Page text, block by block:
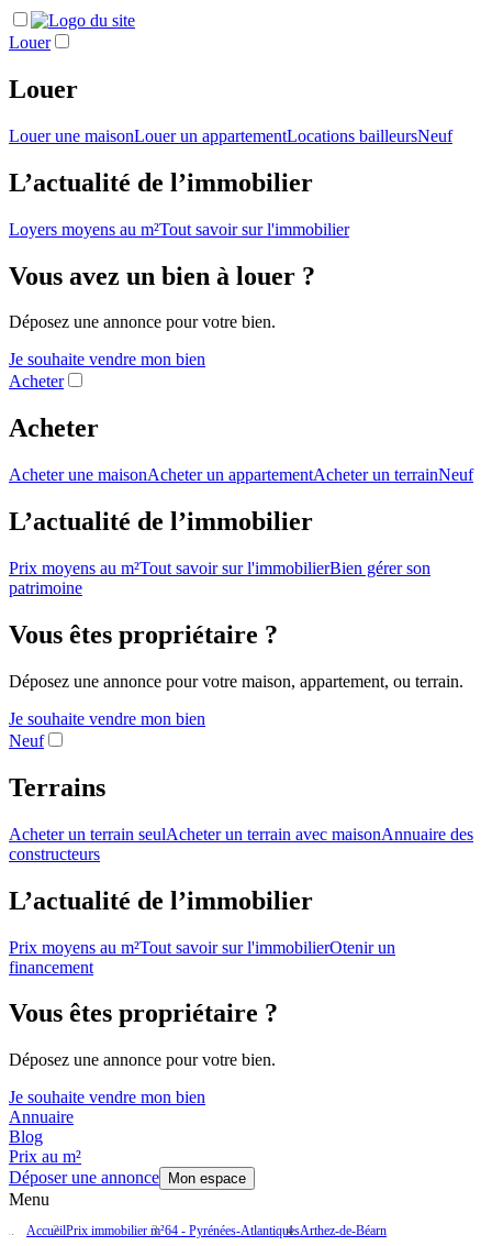
Louer
Louer
Louer une maisonLouer un appartementLocations bailleursNeuf
L’actualité de l’immobilier
Loyers moyens au m²Tout savoir sur l'immobilier
Vous avez un bien à louer ?
Déposez une annonce pour votre bien.
Je souhaite vendre mon bien
Acheter
Acheter
Acheter une maisonAcheter un appartementAcheter un terrainNeuf
L’actualité de l’immobilier
Prix moyens au m²Tout savoir sur l'immobilierBien gérer son
patrimoine
Vous êtes propriétaire ?
Déposez une annonce pour votre maison, appartement, ou terrain.
Je souhaite vendre mon bien
Neuf
Terrains
Acheter un terrain seulAcheter un terrain avec maisonAnnuaire des
constructeurs
L’actualité de l’immobilier
Prix moyens au m²Tout savoir sur l'immobilierOtenir un
financement
Vous êtes propriétaire ?
Déposez une annonce pour votre bien.
Je souhaite vendre mon bien
Annuaire
Blog
Prix au m²
Déposer une annonce
Mon espace
Menu
AccueilPrix immobilier m²64 - Pyrénées-AtlantiquesArthez-de-Béarn